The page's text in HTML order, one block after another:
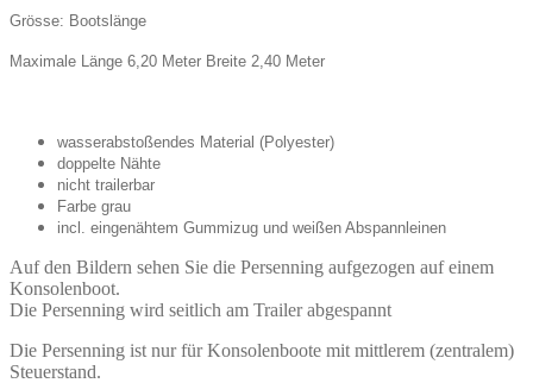
Grösse: Bootslänge
Maximale Länge 6,20 Meter Breite 2,40 Meter
wasserabstoßendes Material (Polyester)
doppelte Nähte
nicht trailerbar
Farbe grau
incl. eingenähtem Gummizug und weißen Abspannleinen
Auf den Bildern sehen Sie die Persenning aufgezogen auf einem
Konsolenboot.
Die Persenning wird seitlich am Trailer abgespannt
Die Persenning ist nur für Konsolenboote mit mittlerem (zentralem)
Steuerstand.